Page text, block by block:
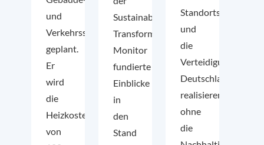
und
Verkehrssektor
geplant.
Er
wird
die
Heizkosten
von
Sustainability
Transformation
Monitor
fundierte
Einblicke
in
den
Stand
Standorts
und
die
Deutschlands
realisieren,
ohne
die